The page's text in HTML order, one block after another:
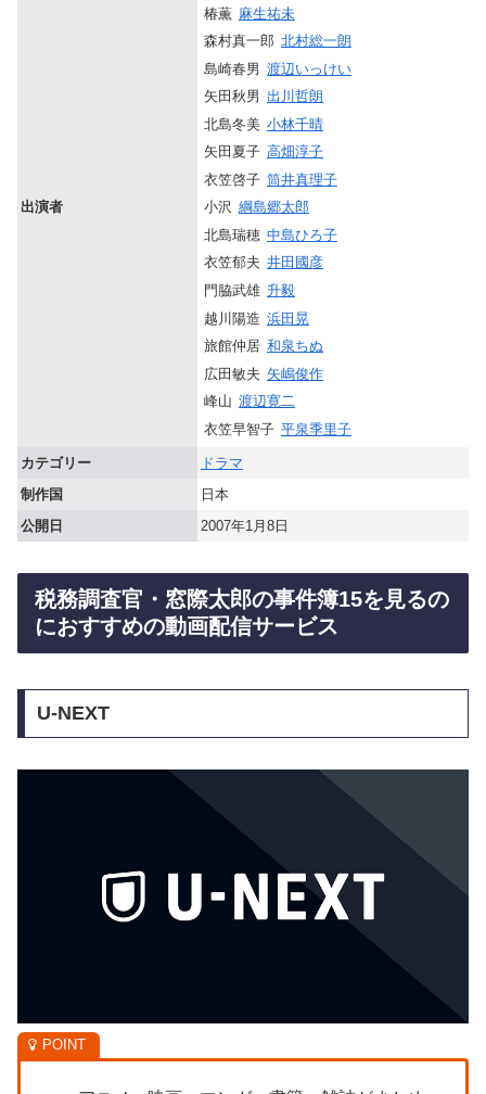
出演者
椿薫 麻生祐未
森村真一郎 北村総一朗
島崎春男 渡辺いっけい
矢田秋男 出川哲朗
北島冬美 小林千晴
矢田夏子 高畑淳子
衣笠啓子 筒井真理子
小沢 綱島郷太郎
北島瑞穂 中島ひろ子
衣笠郁夫 井田國彦
門脇武雄 升毅
越川陽造 浜田晃
旅館仲居 和泉ちぬ
広田敏夫 矢嶋俊作
峰山 渡辺寛二
衣笠早智子 平泉季里子
カテゴリー
ドラマ
制作国
日本
公開日
2007年1月8日
税務調査官・窓際太郎の事件簿15を見るの
におすすめの動画配信サービス
U-NEXT